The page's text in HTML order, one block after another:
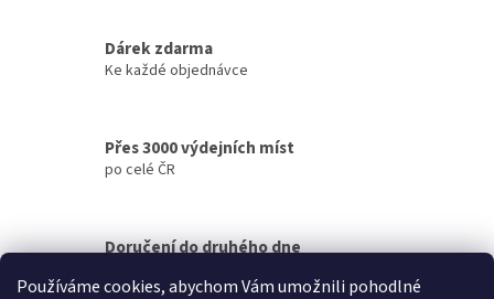
Používáme cookies, abychom Vám umožnili pohodlné
Dárek zdarma
Ke každé objednávce
Přes 3000 výdejních míst
po celé ČR
Doručení do druhého dne